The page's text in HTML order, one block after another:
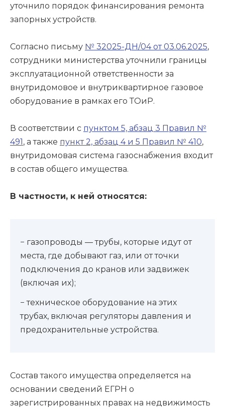
уточнило порядок финансирования ремонта
запорных устройств.
Согласно письму № 32025-ДН/04 от 03.06.2025,
сотрудники министерства уточнили границы
эксплуатационной ответственности за
внутридомовое и внутриквартирное газовое
оборудование в рамках его ТОиР.
В соответствии с пунктом 5, абзац 3 Правил №
491, а также пункт 2, абзац 4 и 5 Правил № 410,
внутридомовая система газоснабжения входит
в состав общего имущества.
В частности, к ней относятся:
− газопроводы — трубы, которые идут от
места, где добывают газ, или от точки
подключения до кранов или задвижек
(включая их);
− техническое оборудование на этих
трубах, включая регуляторы давления и
предохранительные устройства.
Состав такого имущества определяется на
основании сведений ЕГРН о
зарегистрированных правах на недвижимость